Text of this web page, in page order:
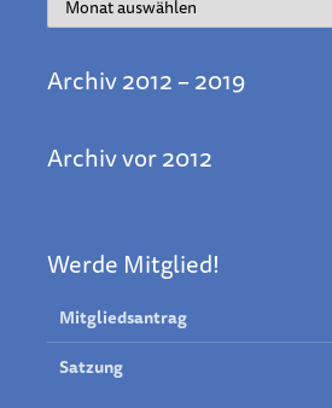
Archiv 2012 – 2019
Archiv vor 2012
Werde Mitglied!
Mitgliedsantrag
Satzung